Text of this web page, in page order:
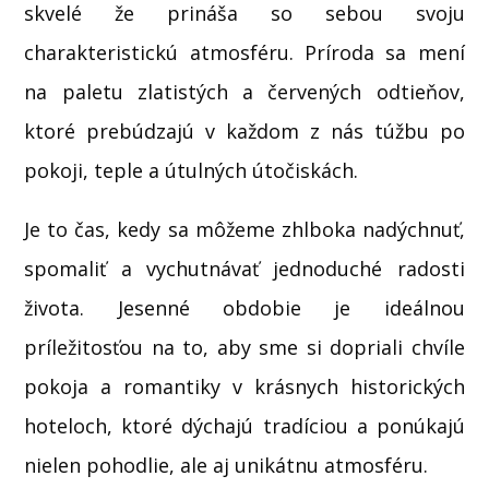
skvelé že prináša so sebou svoju
charakteristickú atmosféru. Príroda sa mení
na paletu zlatistých a červených odtieňov,
ktoré prebúdzajú v každom z nás túžbu po
pokoji, teple a útulných útočiskách.
Je to čas, kedy sa môžeme zhlboka nadýchnuť,
spomaliť a vychutnávať jednoduché radosti
života. Jesenné obdobie je ideálnou
príležitosťou na to, aby sme si dopriali chvíle
pokoja a romantiky v krásnych historických
hoteloch, ktoré dýchajú tradíciou a ponúkajú
nielen pohodlie, ale aj unikátnu atmosféru.